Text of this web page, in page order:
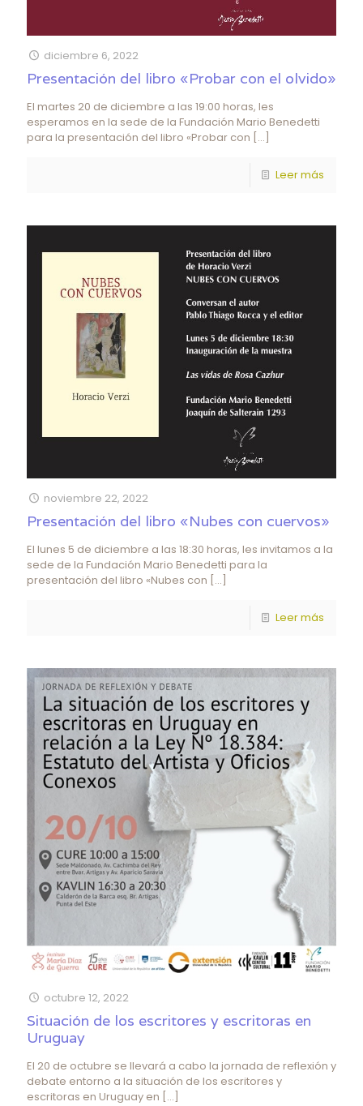
diciembre 6, 2022
Presentación del libro «Probar con el olvido»
El martes 20 de diciembre a las 19:00 horas, les
esperamos en la sede de la Fundación Mario Benedetti
para la presentación del libro «Probar con […]
Leer más
noviembre 22, 2022
Presentación del libro «Nubes con cuervos»
El lunes 5 de diciembre a las 18:30 horas, les invitamos a la
sede de la Fundación Mario Benedetti para la
presentación del libro «Nubes con […]
Leer más
octubre 12, 2022
Situación de los escritores y escritoras en
Uruguay
El 20 de octubre se llevará a cabo la jornada de reflexión y
debate entorno a la situación de los escritores y
escritoras en Uruguay en […]